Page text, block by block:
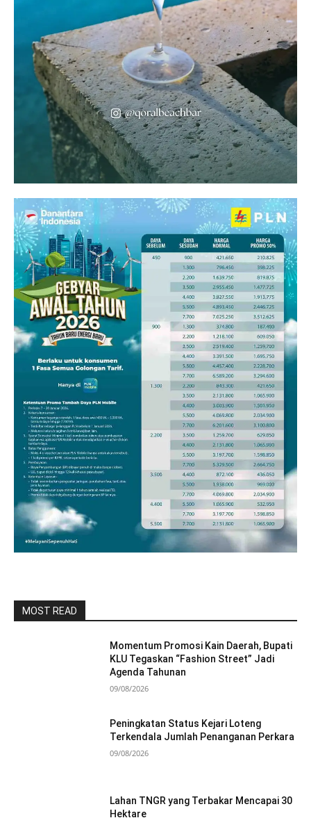
MOST READ
Momentum Promosi Kain Daerah, Bupati
KLU Tegaskan “Fashion Street” Jadi
Agenda Tahunan
09/08/2026
Peningkatan Status Kejari Loteng
Terkendala Jumlah Penanganan Perkara
09/08/2026
Lahan TNGR yang Terbakar Mencapai 30
Hektare